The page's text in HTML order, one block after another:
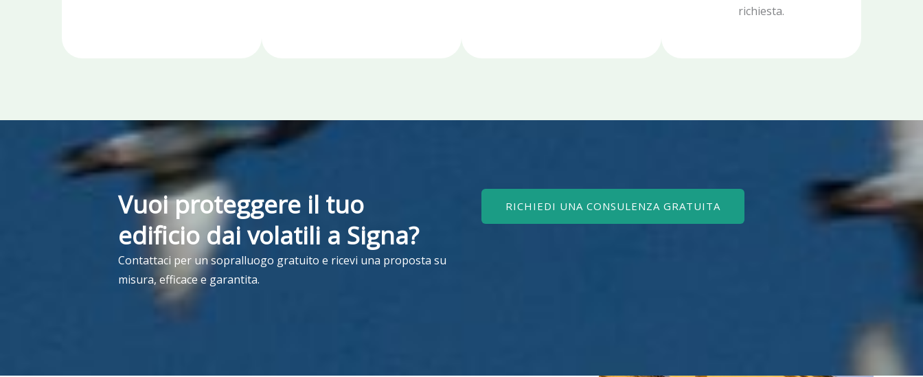
richiesta.
Vuoi proteggere il tuo
edificio dai volatili a Signa?
Contattaci per un sopralluogo gratuito e ricevi una proposta su
misura, efficace e garantita.
RICHIEDI UNA CONSULENZA GRATUITA